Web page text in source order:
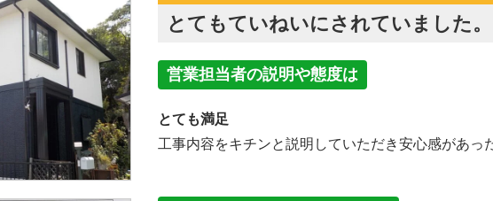
とてもていねいにされていました。
営業担当者の説明や態度は
とても満足
工事内容をキチンと説明していただき安心感があっ